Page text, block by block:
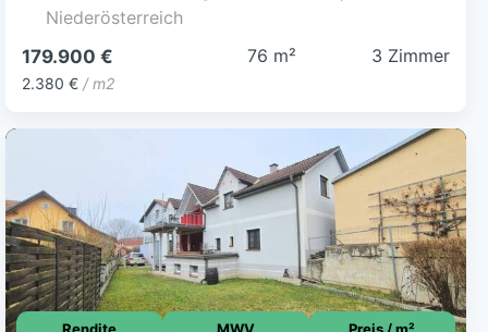
Niederösterreich
179.900 €
2.380 € / m2
76 m² 3 Zimmer